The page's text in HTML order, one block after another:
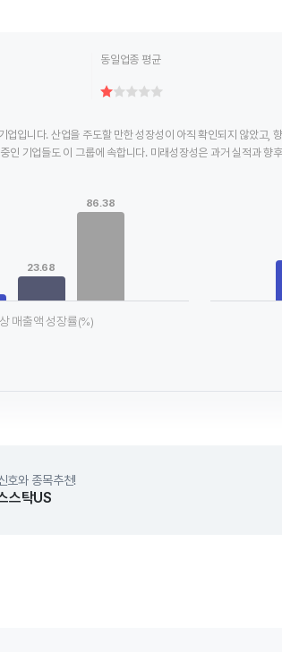
동일업종 평균
업입니다. 산업을 주도할 만한 성장성이 아직 확인되지 않았고,
인 기업들도 이 그룹에 속합니다. 미래성장성은 과거 실적과 향
23.68
86.38
매출액 성장률(%)
The chart
호와 종목추천!
스탁US